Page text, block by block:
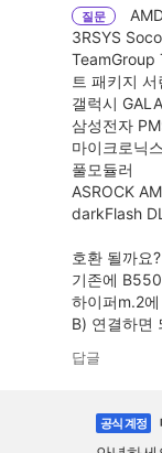
질문
3RSYS
TeamGroup
트 패키지
갤럭시
삼성전자
마이크로닉
풀모듈러
ASROCK
darkFlash
호환 될까요?
기존에
하이퍼m.2
B) 연결하면
답글
공식 계정